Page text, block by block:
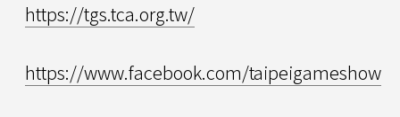
https://tgs.tca.org.tw/
https://www.facebook.com/taipeigameshow